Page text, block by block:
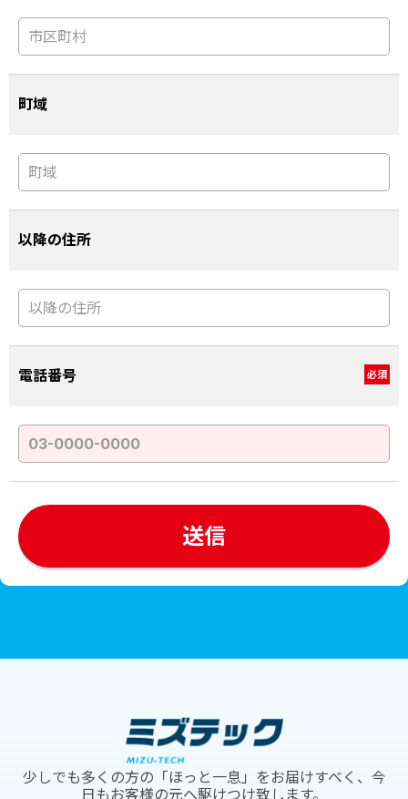
町域
以降の住所
電話番号 必須
少しでも多くの方の「ほっと一息」をお届けすべく、今
日もお客様の元へ駆けつけ致します。